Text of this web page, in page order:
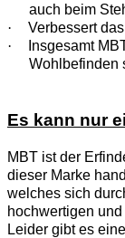
auch beim
·
Verbessert
·
Insgesamt
Wohlbefinden
Es kann nur
MBT ist der
dieser Marke
welches sich
hochwertigen
Leider gibt es